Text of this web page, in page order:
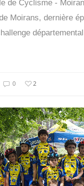
de Cyclisme -
Moirans, dernière
0 2